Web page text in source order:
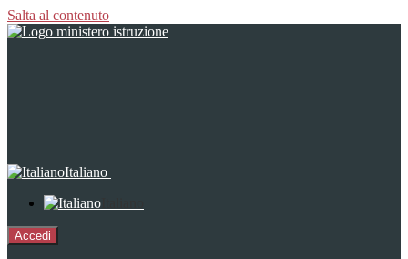
Salta al contenuto
Italiano
Accedi